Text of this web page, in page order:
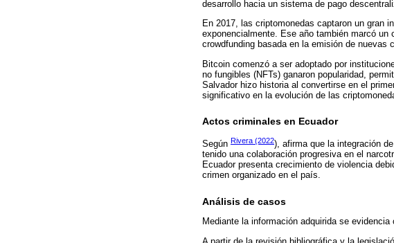
desarrollo hacia un sistema de pago
En 2017, las criptomonedas captaron un gran
exponencialmente. Ese año también marcó
crowdfunding basada en la emisión de nuevas
Bitcoin comenzó a ser adoptado por
no fungibles (NFTs) ganaron popularidad,
Salvador hizo historia al convertirse en el
significativo en la evolución de las
Actos criminales en Ecuador
Según Rivera (2022), afirma que la integración
tenido una colaboración progresiva en el
Ecuador presenta crecimiento de violencia
crimen organizado en el país.
Análisis de casos
Mediante la información adquirida se